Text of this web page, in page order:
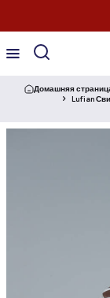
Домашняя
Lufian